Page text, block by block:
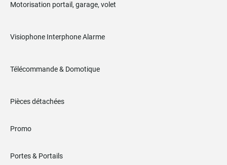
Motorisation portail, garage, volet
Visiophone Interphone Alarme
Télécommande & Domotique
Pièces détachées
Promo
Portes & Portails